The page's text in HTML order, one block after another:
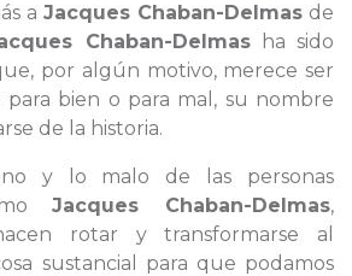
a Jacques Chaban-Delmas de
Chaban-Delmasha sido
por algún motivo, merece ser
bien o para mal, su nombre
de la historia.
y lo malo de las personas
Jacques Chaban-Delmas,
rotar y transformarse al
sustancial para que podamos